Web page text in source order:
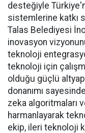
desteğiyle
sistemlerine katkı
Talas Belediyesi
inovasyon
teknoloji
teknoloji için
olduğu güçlü
donanımı
zeka algoritmaları
harmanlayarak
ekip, ileri teknoloji